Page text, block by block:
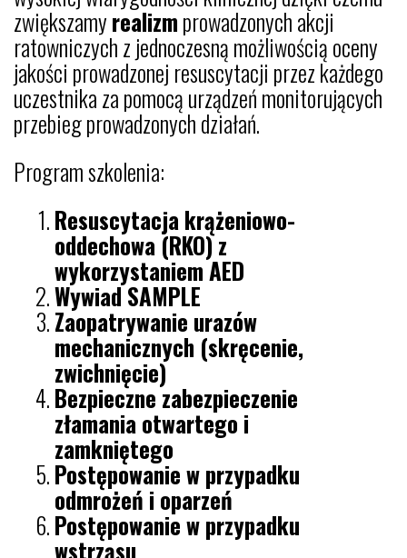
zwiększamyrealizmprowadzonych akcji
ratowniczych z jednoczesną możliwością oceny
jakości prowadzonej resuscytacji przez każdego
uczestnika za pomocą urządzeń monitorujących
przebieg prowadzonych działań.
Program szkolenia:
Resuscytacja krążeniowo-
oddechowa (RKO) z
wykorzystaniem AED
Wywiad SAMPLE
Zaopatrywanie urazów
mechanicznych (skręcenie,
zwichnięcie)
Bezpieczne zabezpieczenie
złamania otwartego i
zamkniętego
Postępowanie w przypadku
odmrożeń i oparzeń
Postępowanie w przypadku
wstrząsu